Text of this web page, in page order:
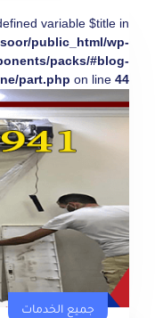
variable $title in
public_html/wp-
packs/#blog-
part.php on line 44
جميع الخدمات